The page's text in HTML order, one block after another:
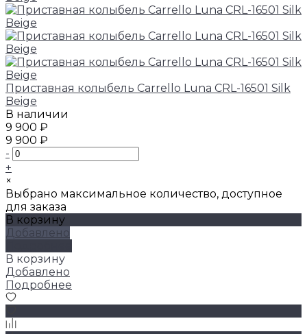
Приставная колыбель Carrello Luna CRL-16501 Silk
Beige
В наличии
9 900 ₽
9 900 ₽
-
+
×
Выбрано максимальное количество, доступное
для заказа
В корзину
Добавлено
В корзину
Добавлено
Подробнее